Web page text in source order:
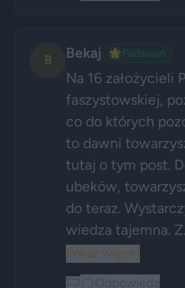
B Bekaj 🌟 Padawan
Na 16 założycieli
faszystowskiej,
co do których
to dawni
tutaj o tym post.
ubeków,
do teraz.
wiedza tajemna.
Pokaż więcej